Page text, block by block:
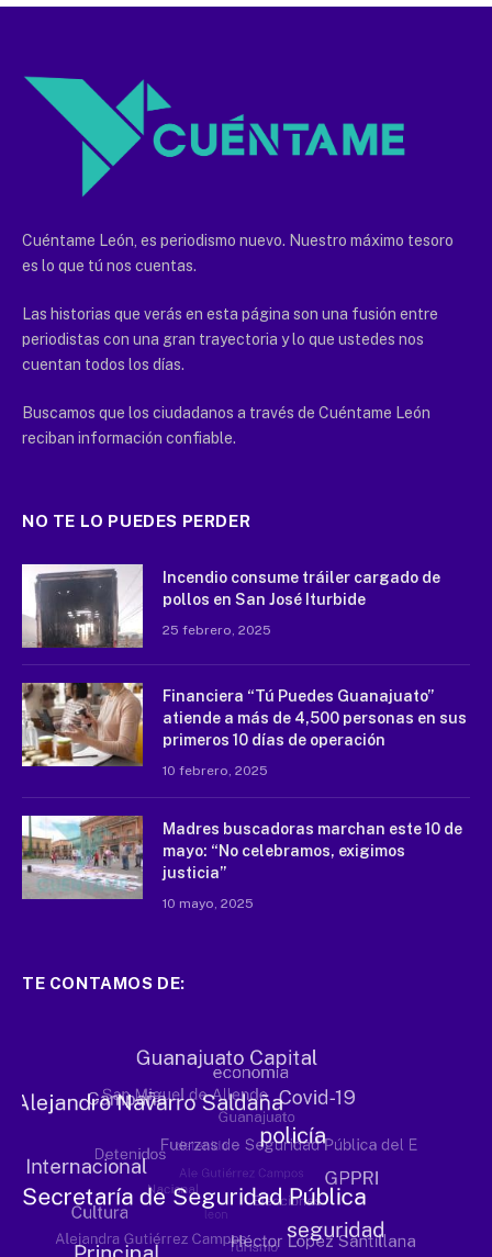
Cuéntame León, es periodismo nuevo. Nuestro máximo tesoro
es lo que tú nos cuentas.
Las historias que verás en esta página son una fusión entre
periodistas con una gran trayectoria y lo que ustedes nos
cuentan todos los días.
Buscamos que los ciudadanos a través de Cuéntame León
reciban información confiable.
NO TE LO PUEDES PERDER
Incendio consume tráiler cargado de
pollos en San José Iturbide
25 febrero, 2025
Financiera “Tú Puedes Guanajuato”
atiende a más de 4,500 personas en sus
primeros 10 días de operación
10 febrero, 2025
Madres buscadoras marchan este 10 de
mayo: “No celebramos, exigimos
justicia”
10 mayo, 2025
TE CONTAMOS DE: